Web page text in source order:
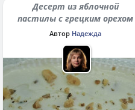
Десерт из яблочной
пастилы с грецким орехом
Автор Надежда